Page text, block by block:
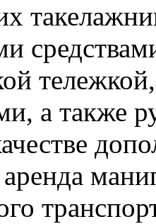
а также
аренда